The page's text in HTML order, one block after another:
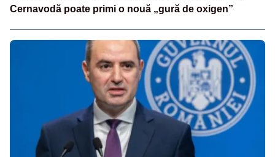
Cernavodă poate primi o nouă „gură de oxigen”